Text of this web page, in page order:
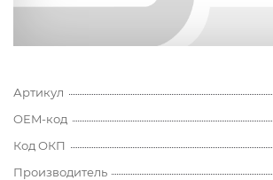
Артикул
OEM-код
Код ОКП
Производитель